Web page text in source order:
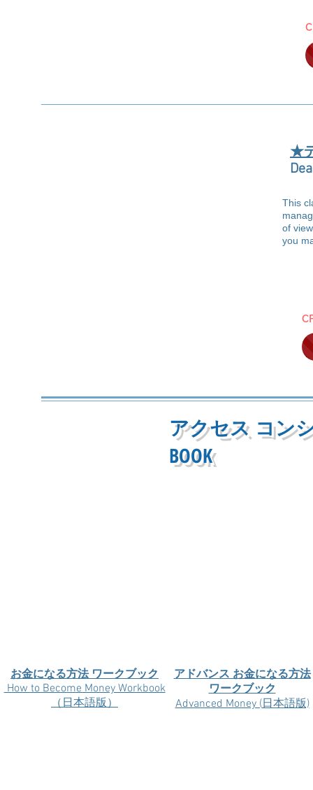
​★
This
of
you
アクセス コン
BOOK
お金になる方法 ワークブック
How to Become Money Workbook
（日本語版）
アドバンス お金になる方法
ワークブック
Advanced Money (日本語版)